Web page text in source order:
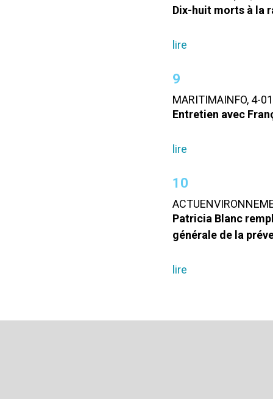
Dix-huit morts à la
lire
9
MARITIMAINFO, 4-
Entretien avec
lire
10
Patricia Blanc
générale de la
lire